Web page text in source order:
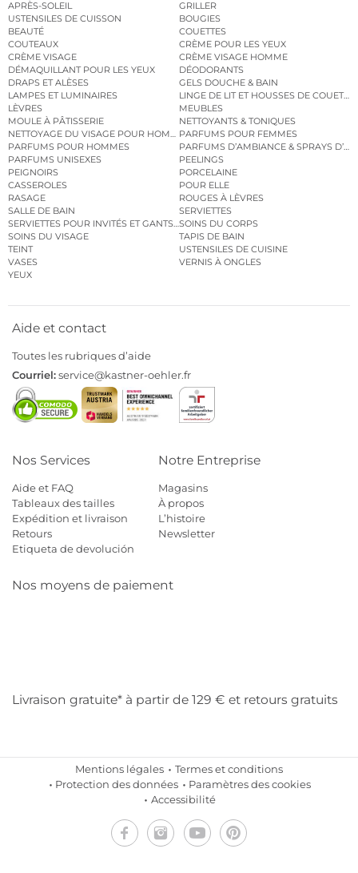
APRÈS-SOLEIL
GRILLER
USTENSILES DE CUISSON
BOUGIES
BEAUTÉ
COUETTES
COUTEAUX
CRÈME POUR LES YEUX
CRÈME VISAGE
CRÈME VISAGE HOMME
DÉMAQUILLANT POUR LES YEUX
DÉODORANTS
DRAPS ET ALÈSES
GELS DOUCHE & BAIN
LAMPES ET LUMINAIRES
LINGE DE LIT ET HOUSSES DE COUETTE
LÈVRES
MEUBLES
MOULE À PÂTISSERIE
NETTOYANTS & TONIQUES
NETTOYAGE DU VISAGE POUR HOMMESPARFUMS POUR FEMMES
PARFUMS POUR HOMMES
PARFUMS D’AMBIANCE & SPRAYS
PARFUMS UNISEXES
PEELINGS
PEIGNOIRS
PORCELAINE
CASSEROLES
POUR ELLE
RASAGE
ROUGES À LÈVRES
SALLE DE BAIN
SERVIETTES
SERVIETTES POUR INVITÉS ET GANTS DE TOILETTE
SOINS DU CORPS
SOINS DU VISAGE
TAPIS DE BAIN
TEINT
USTENSILES DE CUISINE
VASES
VERNIS À ONGLES
YEUX
Aide et contact
Toutes les rubriques d’aide
Courriel:service@kastner-oehler.fr
Nos Services
Aide et FAQ
Tableaux des tailles
Expédition et livraison
Retours
Etiqueta de devolución
Notre Entreprise
Magasins
À propos
L’histoire
Newsletter
Nos moyens de paiement
Livraison gratuite* à partir de 129 € et retours gratuits
Mentions légales
Termes et conditions
Protection des données
Paramètres des cookies
Accessibilité